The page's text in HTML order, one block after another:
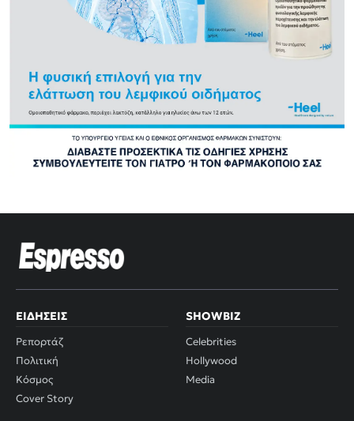
ΕΙΔΉΣΕΙΣ
Ρεπορτάζ
Πολιτική
Κόσμος
Cover Story
SHOWBIZ
Celebrities
Hollywood
Media